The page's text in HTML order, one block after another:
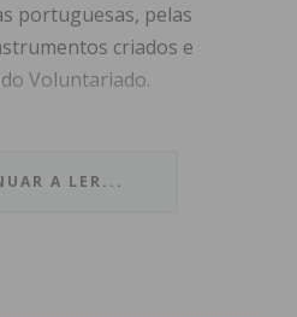
portuguesas, pelas
criados e
Voluntariado.
para a Economia
A LER...